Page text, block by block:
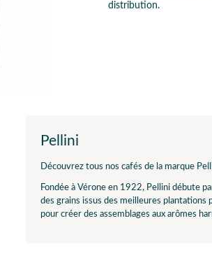
distribution.
Pellini
Découvrez tous nos cafés de la marque
Fondée à Vérone en 1922, Pellini débute
des grains issus des meilleures
pour créer des assemblages aux arômes